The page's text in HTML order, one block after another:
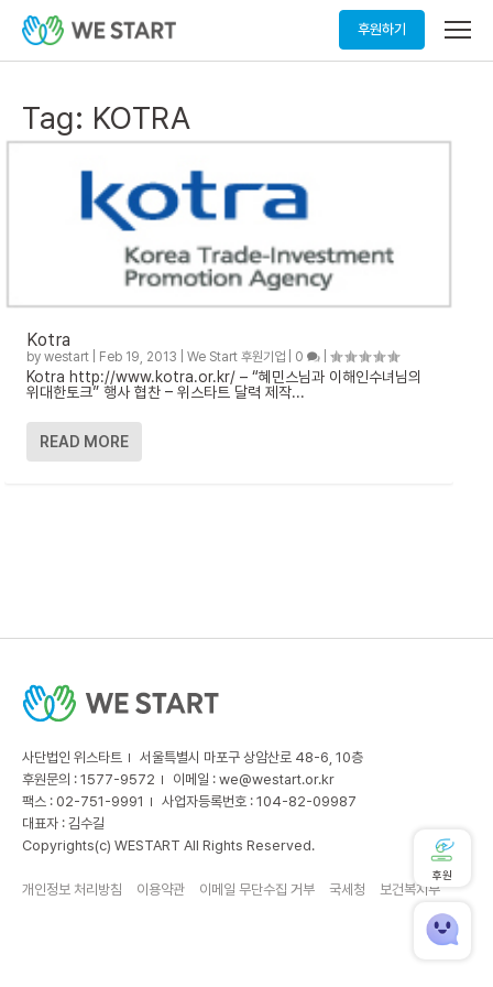
후원하기
메
열
Tag: KOTRA
Kotra
by westart Feb 19, 2013 We Start 후원기업 0
Kotra http://www.kotra.or.kr/ – “혜민스님과 이해인수녀님의
위대한토크” 행사 협찬 – 위스타트 달력 제작...
READ MORE
사단법인 위스타트
서울특별시 마포구 상암산로 48-6, 10층
후원문의 : 1577-9572
이메일 : we@westart.or.kr
팩스 : 02-751-9991
사업자등록번호 : 104-82-09987
대표자 : 김수길
Copyrights(c) WESTART All Rights Reserved.
개인정보 처리방침 이용약관 이메일 무단수집 거부 국세청 보건복지부
후원